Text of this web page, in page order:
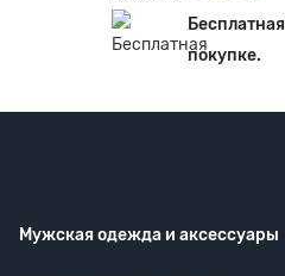
Бесплатная
покупке.
Мужская одежда и аксессуары